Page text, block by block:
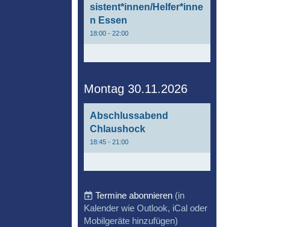
sistent*innen/Helfer*inne
n Essen
18:00 - 22:00
Montag 30.11.2026
Abschlussabend
Chlaushock
18:45 - 21:00
Termine abonnieren (in
Kalender wie Outlook, iCal oder
Mobilgeräte hinzufügen)